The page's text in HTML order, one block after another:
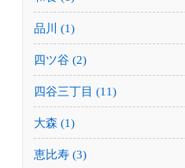
品川 (1)
四ツ谷 (2)
四谷三丁目 (11)
大森 (1)
恵比寿 (3)